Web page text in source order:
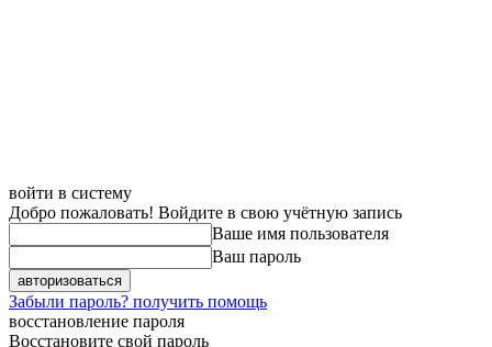
войти в систему
Добро пожаловать! Войдите в свою учётную запись
Ваше имя пользователя
Ваш пароль
Забыли пароль? получить помощь
восстановление пароля
Восстановите свой пароль